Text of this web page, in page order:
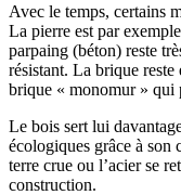
Avec le temps, certains
La pierre est par
parpaing (béton) reste
résistant. La brique
brique « monomur » qui
Le bois sert lui
écologiques grâce à son
terre crue ou l’acier se
construction.